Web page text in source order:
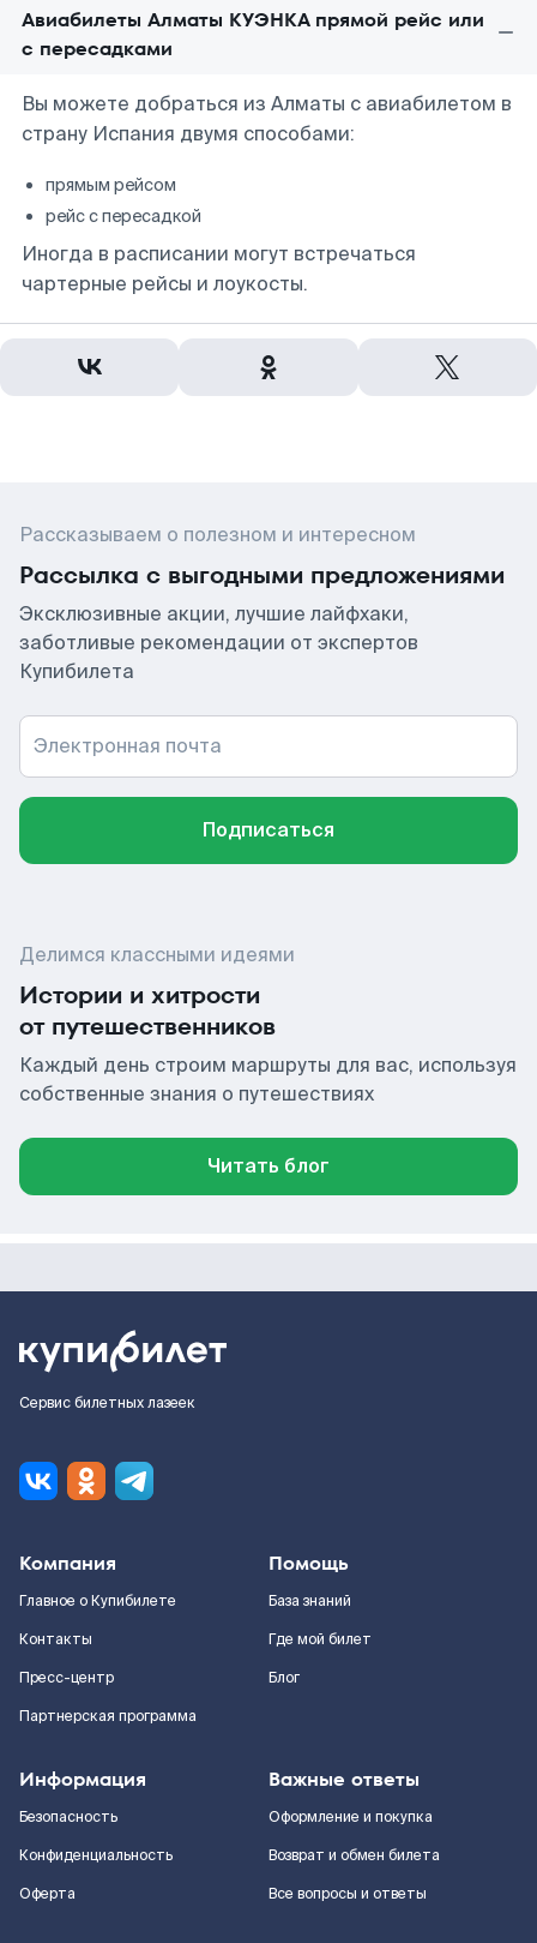
Авиабилеты Алматы КУЭНКА прямой рейс или
с пересадками
Вы можете добраться из Алматы с авиабилетом в
страну Испания двумя способами:
прямым рейсом
рейс с пересадкой
Иногда в расписании могут встречаться
чартерные рейсы и лоукосты.
Рассказываем о полезном и интересном
Рассылка с выгодными предложениями
Эксклюзивные акции, лучшие лайфхаки,
заботливые рекомендации от экспертов
Купибилета
Электронная почта
Подписаться
Делимся классными идеями
Истории и хитрости
от путешественников
Каждый день строим маршруты для вас, используя
собственные знания о путешествиях
Читать блог
Сервис билетных лазеек
Компания
Главное о Купибилете
Контакты
Пресс-центр
Партнерская программа
Помощь
База знаний
Где мой билет
Блог
Информация
Безопасность
Конфиденциальность
Оферта
Важные ответы
Оформление и покупка
Возврат и обмен билета
Все вопросы и ответы